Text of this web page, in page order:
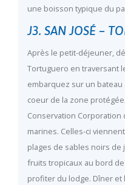
une boisson typique du
J3. SAN JOSÉ –
Après le petit-déjeuner,
Tortuguero en traversant
embarquez sur un
coeur de la zone
Conservation
marines. Celles-ci
plages de sables noirs de
fruits tropicaux au bord de
profiter du lodge. Dîner et